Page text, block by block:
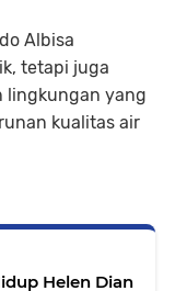
Albisa
tetapi juga
lingkungan yang
kualitas air
Helen Dian